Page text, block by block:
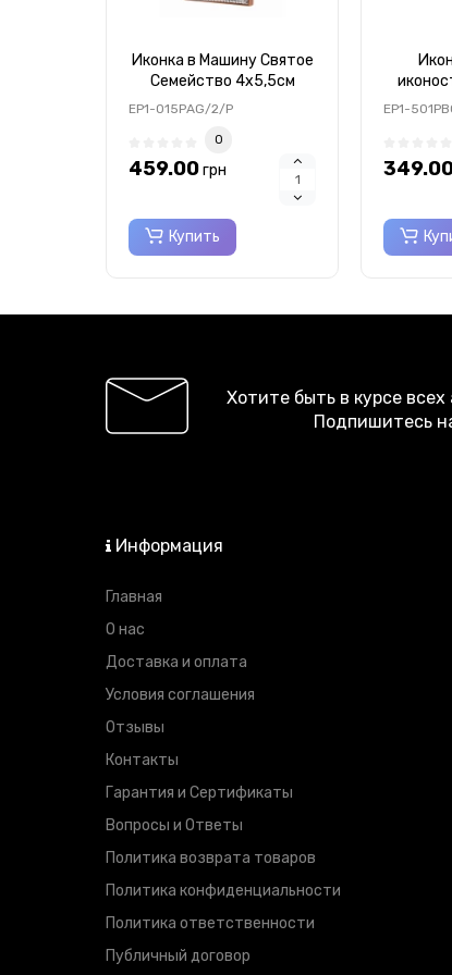
Иконка в Машину Святое
Семейство 4х5,5см
серебряная
EP1-015PAG/2/P
0
459.00грн
Купить
EP1-
Хотите быть в курсе всех
Подпишитесь
Информация
Главная
О нас
Доставка и оплата
Условия соглашения
Отзывы
Контакты
Гарантия и Сертификаты
Вопросы и Ответы
Политика возврата товаров
Политика конфиденциальности
Политика ответственности
Публичный договор